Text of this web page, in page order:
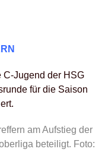
C-Jugend der HSG
für die Saison
am Aufstieg der
beteiligt. Foto: